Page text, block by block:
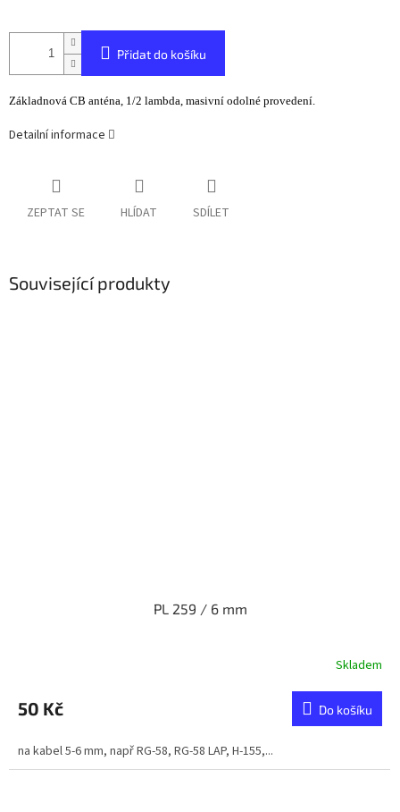
Přidat do košíku
Základnová CB anténa, 1/2 lambda, masivní odolné provedení.
Detailní informace
ZEPTAT SE HLÍDAT SDÍLET
Související produkty
PL 259 / 6 mm
Skladem
50 Kč Do košíku
na kabel 5-6 mm, např RG-58, RG-58 LAP, H-155,...